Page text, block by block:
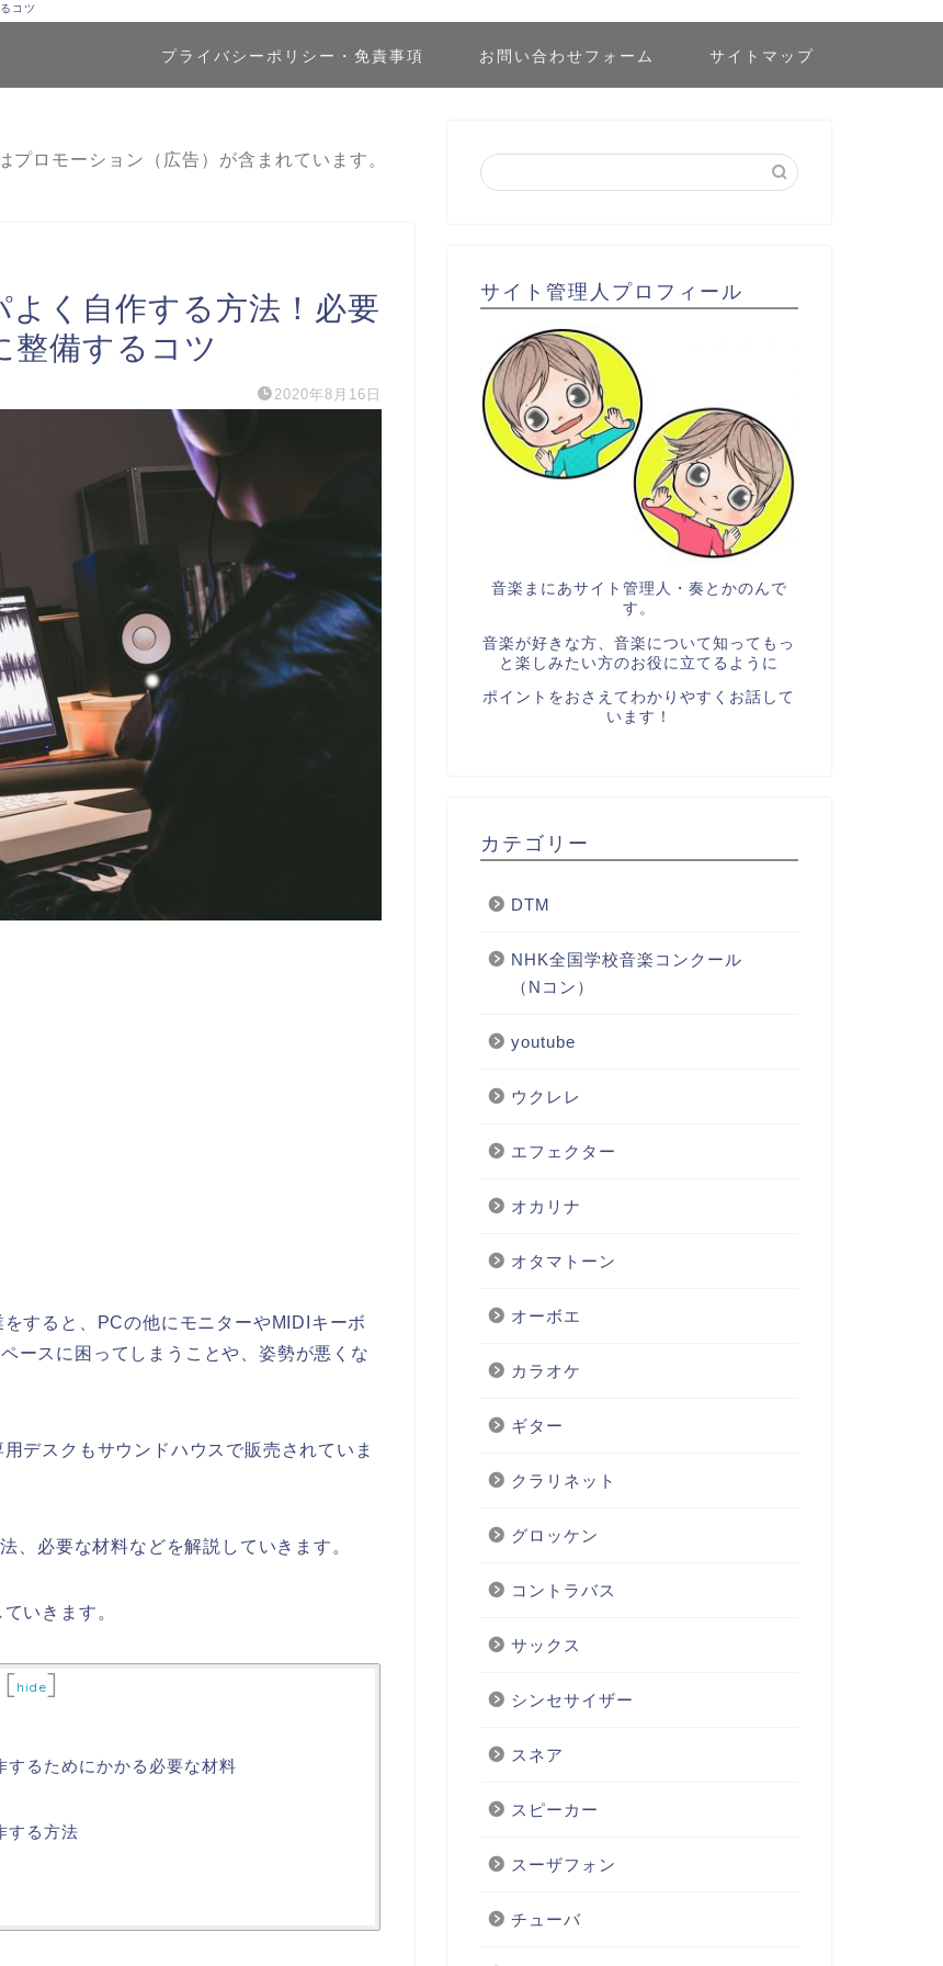
コツ
プライバシーポリシー・免責事項 お問い合わせフォーム サイトマップ
プロモーション（広告）が含まれています。
く自作する方法！必要
整備するコツ
2020年8月16日
すると、PCの他にモニターやMIDIキーボ
ースに困ってしまうことや、姿勢が悪くな
デスクもサウンドハウスで販売されていま
、必要な材料などを解説していきます。
いきます。
[hide]
するためにかかる必要な材料
する方法
サイト管理人プロフィール
音楽まにあサイト管理人・奏とかのんで
す。
音楽が好きな方、音楽について知ってもっ
と楽しみたい方のお役に立てるように
ポイントをおさえてわかりやすくお話して
います！
カテゴリー
DTM
NHK全国学校音楽コンクール
（Nコン）
youtube
ウクレレ
エフェクター
オカリナ
オタマトーン
オーボエ
カラオケ
ギター
クラリネット
グロッケン
コントラバス
サックス
シンセサイザー
スネア
スピーカー
スーザフォン
チューバ